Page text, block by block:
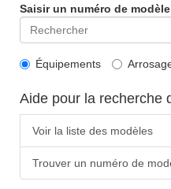
Saisir un numéro de
Équipements
Aide pour la recherche
Voir la liste des modèles
Trouver un numéro de